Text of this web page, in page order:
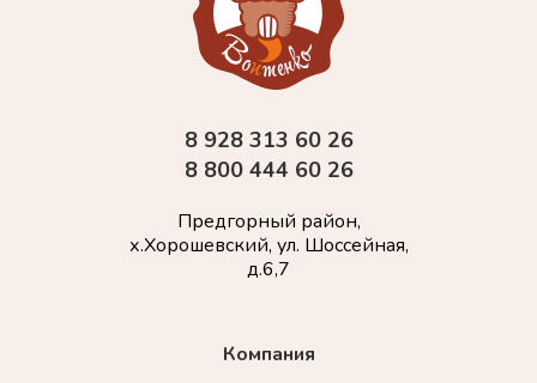
Компания
8 928 313 60 26
8 800 444 60 26
Предгорный район,
х.Хорошевский, ул. Шоссейная,
д.6,7